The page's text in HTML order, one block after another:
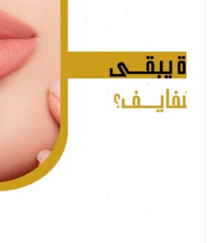
الطائف - شارع قريش
النساء والتوليد والتجميل
الطب العام و طب الطواري
الطب الاتصالي و الطب المنزلي
عروض الجلدية والتجميل
عرض الكل
عروض الفيلر و البوتكس
عروض زوايا مكة
عروض النساء والتوليد
اتصل بنا
المدونة